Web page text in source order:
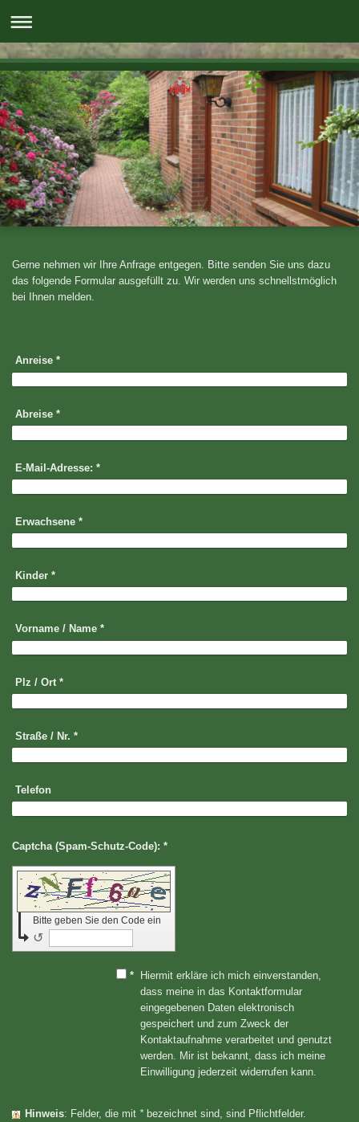
Gerne nehmen wir Ihre Anfrage entgegen. Bitte senden Sie uns dazu
das folgende Formular ausgefüllt zu. Wir werden uns schnellstmöglich
bei Ihnen melden.
Anreise *
Abreise *
E-Mail-Adresse: *
Erwachsene *
Kinder *
Vorname / Name *
Plz / Ort*
Straße / Nr. *
Telefon
Captcha (Spam-Schutz-Code): *
Bitte geben Sie den Code ein
↺
*
Hiermit erkläre ich mich einverstanden,
dass meine in das Kontaktformular
eingegebenen Daten elektronisch
gespeichert und zum Zweck der
Kontaktaufnahme verarbeitet und genutzt
werden. Mir ist bekannt, dass ich meine
Einwilligung jederzeit widerrufen kann.
Hinweis : Felder, die mit *bezeichnet sind, sind Pflichtfelder.